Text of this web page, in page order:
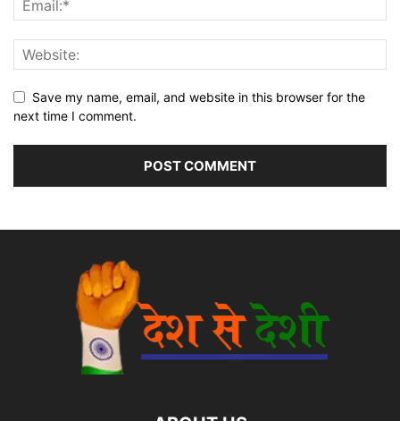
Save my name, email, and website in this browser for the
next time I comment.